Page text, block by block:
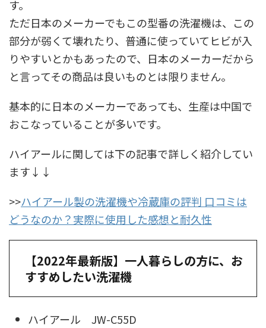
す。
ただ日本のメーカーでもこの型番の洗濯機は、この
部分が弱くて壊れたり、普通に使っていてヒビが入
りやすいとかもあったので、日本のメーカーだから
と言ってその商品は良いものとは限りません。
基本的に日本のメーカーであっても、生産は中国で
おこなっていることが多いです。
ハイアールに関しては下の記事で詳しく紹介してい
ます↓↓
>>ハイアール製の洗濯機や冷蔵庫の評判 口コミは
どうなのか？実際に使用した感想と耐久性
【2022年最新版】一人暮らしの方に、お
すすめしたい洗濯機
ハイアール JW-C55D